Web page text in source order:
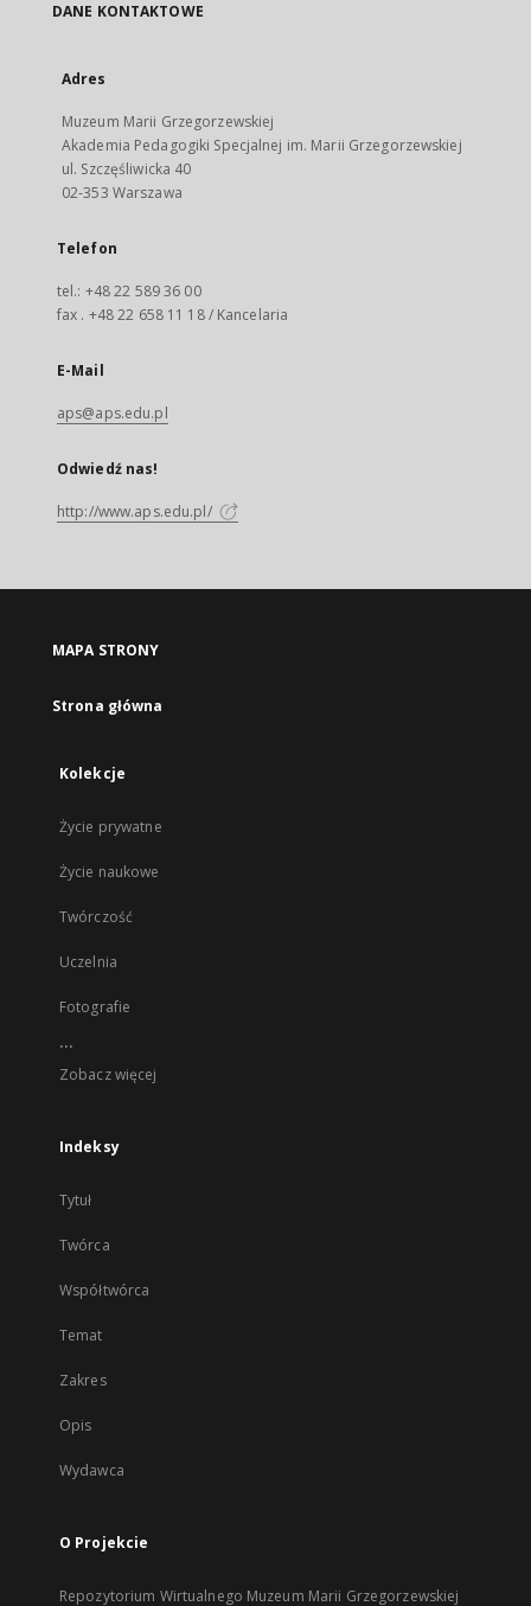
DANE KONTAKTOWE
Adres
Muzeum Marii Grzegorzewskiej
Akademia Pedagogiki Specjalnej im. Marii Grzegorzewskiej
ul. Szczęśliwicka 40
02-353 Warszawa
Telefon
tel.: +48 22 589 36 00
fax . +48 22 658 11 18 / Kancelaria
E-Mail
aps@aps.edu.pl
Odwiedź nas!
http://www.aps.edu.pl/
MAPA STRONY
Strona główna
Kolekcje
Życie prywatne
Życie naukowe
Twórczość
Uczelnia
Fotografie
...
Zobacz więcej
Indeksy
Tytuł
Twórca
Współtwórca
Temat
Zakres
Opis
Wydawca
O Projekcie
Repozytorium Wirtualnego Muzeum Marii Grzegorzewskiej